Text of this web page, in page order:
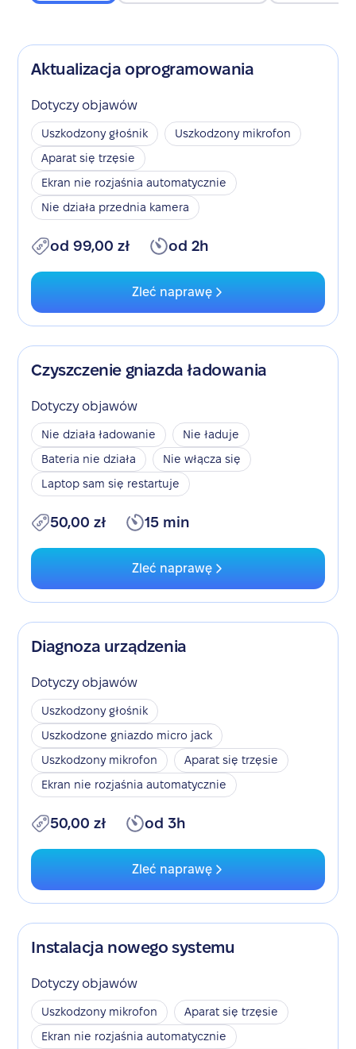
Aktualizacja oprogramowania
Dotyczy objawów
Uszkodzony głośnik
Uszkodzony mikrofon
Aparat się trzęsie
Ekran nie rozjaśnia automatycznie
Nie działa przednia kamera
od 99,00 zł od 2h
Zleć naprawę
Czyszczenie gniazda ładowania
Dotyczy objawów
Nie działa ładowanie
Nie ładuje
Bateria nie działa
Nie włącza się
Laptop sam się restartuje
50,00 zł 15 min
Zleć naprawę
Diagnoza urządzenia
Dotyczy objawów
Uszkodzony głośnik
Uszkodzone gniazdo micro jack
Uszkodzony mikrofon
Aparat się trzęsie
Ekran nie rozjaśnia automatycznie
50,00 zł od 3h
Zleć naprawę
Instalacja nowego systemu
Dotyczy objawów
Uszkodzony mikrofon
Aparat się trzęsie
Ekran nie rozjaśnia automatycznie